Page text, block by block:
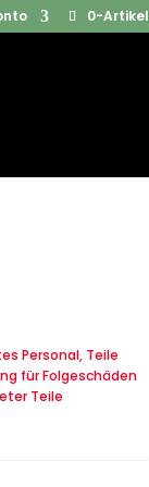
0-Artikel
Personal, Teile
für Folgeschäden
Teile